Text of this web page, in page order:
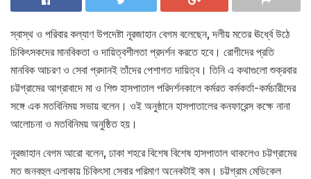
স্বাস্থ ও পরিবার কল্যাণ উপদেষ্টা নূরজাহান বেগম বলেছেন, দলীয় মতের ঊর্ধ্বে উঠে
চিকিৎসকদের মানবিকতা ও দায়িত্বশীলতা প্রদর্শন করতে হবে। রোগীদের প্রতি
মানবিক আচরণ ও সেবা প্রদানই তাঁদের পেশাগত দায়িত্ব। তিনি এ কথাগুলো শুক্রবার
চট্টগ্রামের আগ্রাবাদে মা ও শিশু হাসপাতাল পরিদর্শনকালে কর্মরত কর্মকর্তা-কর্মচারীদের
সঙ্গে এক মতবিনিময় সভায় বলেন। ওই অনুষ্ঠানে হাসপাতালের কনফারেন্স কক্ষে নানা
আলোচনা ও মতবিনিময় অনুষ্ঠিত হয়।
নূরজাহান বেগম আরো বলেন, ঢাকা শহরে বিশেষ বিশেষ হাসপাতাল থাকলেও চট্টগ্রামের
মত জনবহুল এলাকায় চিকিৎসা সেবার পরিমাণ অনেকটাই কম। চট্টগ্রাম মেডিকেল